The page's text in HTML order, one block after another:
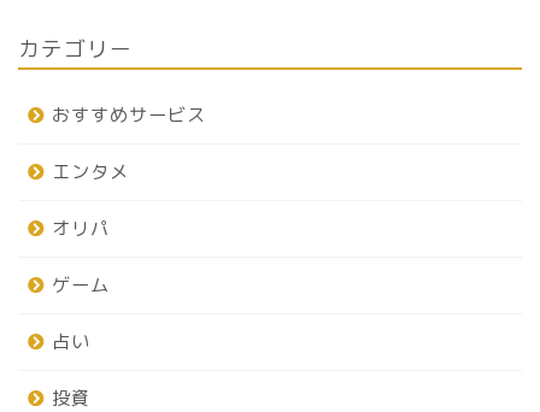
カテゴリー
おすすめサービス
エンタメ
オリパ
ゲーム
占い
投資